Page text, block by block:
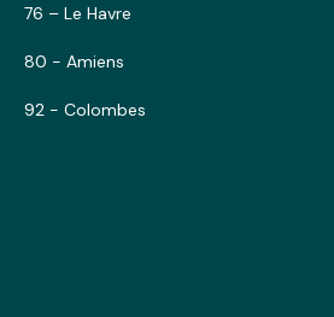
76 – Le Havre
80 - Amiens
92 - Colombes